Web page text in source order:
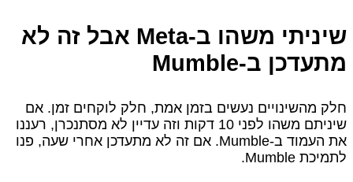
שיניתי משהו ב‑Meta אבל זה לא
מתעדכן ב‑Mumble
חלק מהשינויים נעשים בזמן אמת, חלק לוקחים זמן. אם
שיניתם משהו לפני 10 דקות וזה עדיין לא מסתנכרן, רעננו
את העמוד ב‑Mumble. אם זה לא מתעדכן אחרי שעה, פנו
לתמיכת Mumble.